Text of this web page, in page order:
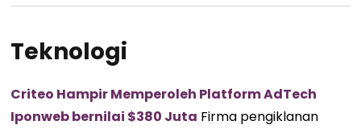
Teknologi
Criteo Hampir Memperoleh Platform AdTech
Iponweb bernilai $380 Juta Firma pengiklanan